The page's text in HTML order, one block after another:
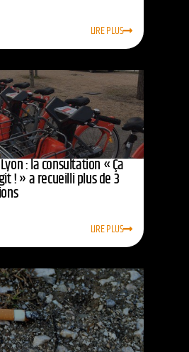
LIRE PLUS
: la consultation « Ça
! » a recueilli plus de 3
LIRE PLUS